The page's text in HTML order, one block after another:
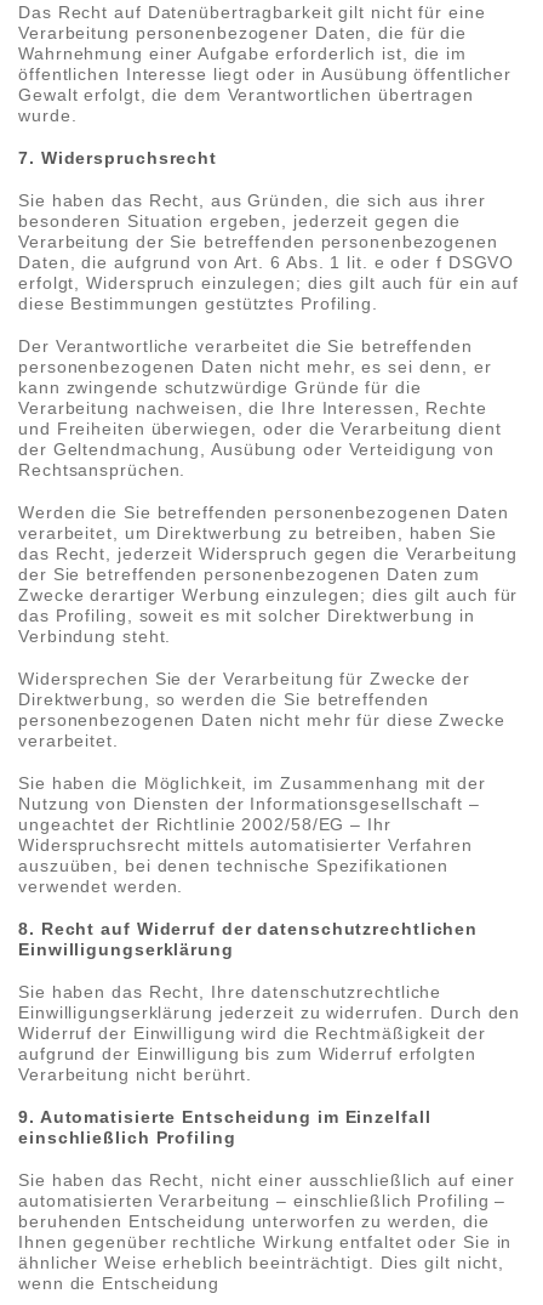
Das Recht auf Datenübertragbarkeit gilt nicht für eine
Verarbeitung personenbezogener Daten, die für die
Wahrnehmung einer Aufgabe erforderlich ist, die im
öffentlichen Interesse liegt oder in Ausübung öffentlicher
Gewalt erfolgt, die dem Verantwortlichen übertragen
wurde.
7. Widerspruchsrecht
Sie haben das Recht, aus Gründen, die sich aus ihrer
besonderen Situation ergeben, jederzeit gegen die
Verarbeitung der Sie betreffenden personenbezogenen
Daten, die aufgrund von Art. 6 Abs. 1 lit. e oder f DSGVO
erfolgt, Widerspruch einzulegen; dies gilt auch für ein auf
diese Bestimmungen gestütztes Profiling.
Der Verantwortliche verarbeitet die Sie betreffenden
personenbezogenen Daten nicht mehr, es sei denn, er
kann zwingende schutzwürdige Gründe für die
Verarbeitung nachweisen, die Ihre Interessen, Rechte
und Freiheiten überwiegen, oder die Verarbeitung dient
der Geltendmachung, Ausübung oder Verteidigung von
Rechtsansprüchen.
Werden die Sie betreffenden personenbezogenen Daten
verarbeitet, um Direktwerbung zu betreiben, haben Sie
das Recht, jederzeit Widerspruch gegen die Verarbeitung
der Sie betreffenden personenbezogenen Daten zum
Zwecke derartiger Werbung einzulegen; dies gilt auch für
das Profiling, soweit es mit solcher Direktwerbung in
Verbindung steht.
Widersprechen Sie der Verarbeitung für Zwecke der
Direktwerbung, so werden die Sie betreffenden
personenbezogenen Daten nicht mehr für diese Zwecke
verarbeitet.
Sie haben die Möglichkeit, im Zusammenhang mit der
Nutzung von Diensten der Informationsgesellschaft –
ungeachtet der Richtlinie 2002/58/EG – Ihr
Widerspruchsrecht mittels automatisierter Verfahren
auszuüben, bei denen technische Spezifikationen
verwendet werden.
8. Recht auf Widerruf der datenschutzrechtlichen
Einwilligungserklärung
Sie haben das Recht, Ihre datenschutzrechtliche
Einwilligungserklärung jederzeit zu widerrufen. Durch den
Widerruf der Einwilligung wird die Rechtmäßigkeit der
aufgrund der Einwilligung bis zum Widerruf erfolgten
Verarbeitung nicht berührt.
9. Automatisierte Entscheidung im Einzelfall
einschließlich Profiling
Sie haben das Recht, nicht einer ausschließlich auf einer
automatisierten Verarbeitung – einschließlich Profiling –
beruhenden Entscheidung unterworfen zu werden, die
Ihnen gegenüber rechtliche Wirkung entfaltet oder Sie in
ähnlicher Weise erheblich beeinträchtigt. Dies gilt nicht,
wenn die Entscheidung